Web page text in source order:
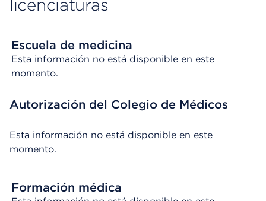
licenciaturas
Escuela de medicina
Esta información no está disponible en este
momento.
Autorización del Colegio de Médicos
Esta información no está disponible en este
momento.
Formación médica